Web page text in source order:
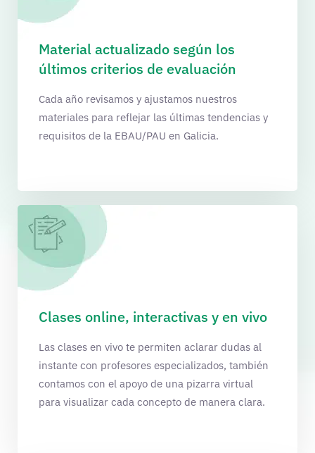
Material actualizado según los
últimos criterios de evaluación
Cada año revisamos y ajustamos nuestros
materiales para reflejar las últimas tendencias y
requisitos de la EBAU/PAU en Galicia.
Clases online, interactivas y en vivo
Las clases en vivo te permiten aclarar dudas al
instante con profesores especializados, también
contamos con el apoyo de una pizarra virtual
para visualizar cada concepto de manera clara.